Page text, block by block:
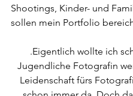
Shootings, Kinder- und
sollen mein Portfolio
.Eigentlich wollte ich
Jugendliche Fotografin
Leidenschaft fürs